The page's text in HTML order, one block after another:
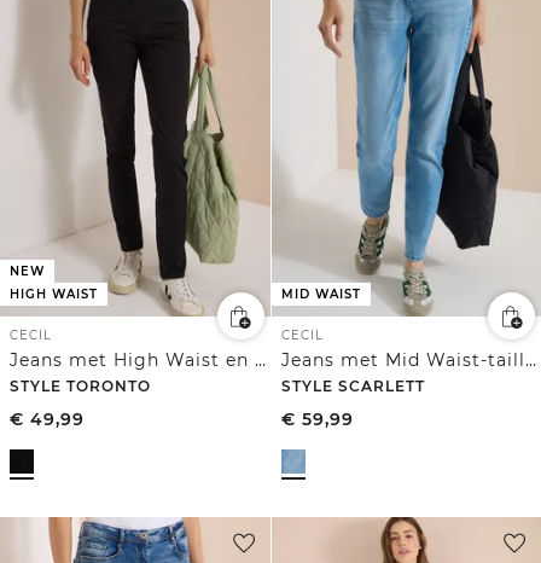
NEW
HIGH WAIST
CECIL
Jeans met High Waist en Slim Leg in Slim Fit
STYLE TORONTO
€ 49,99
MID WAIST
CECIL
Jeans met Mid Waist-taille en Slim Leg-pijpen in casual pasvorm
STYLE SCARLETT
€ 59,99